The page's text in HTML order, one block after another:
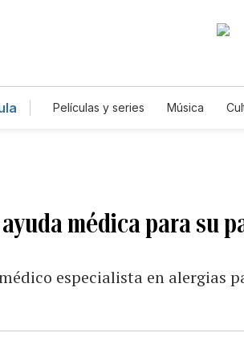
Películas y series Música
médica para su
especialista en alergias